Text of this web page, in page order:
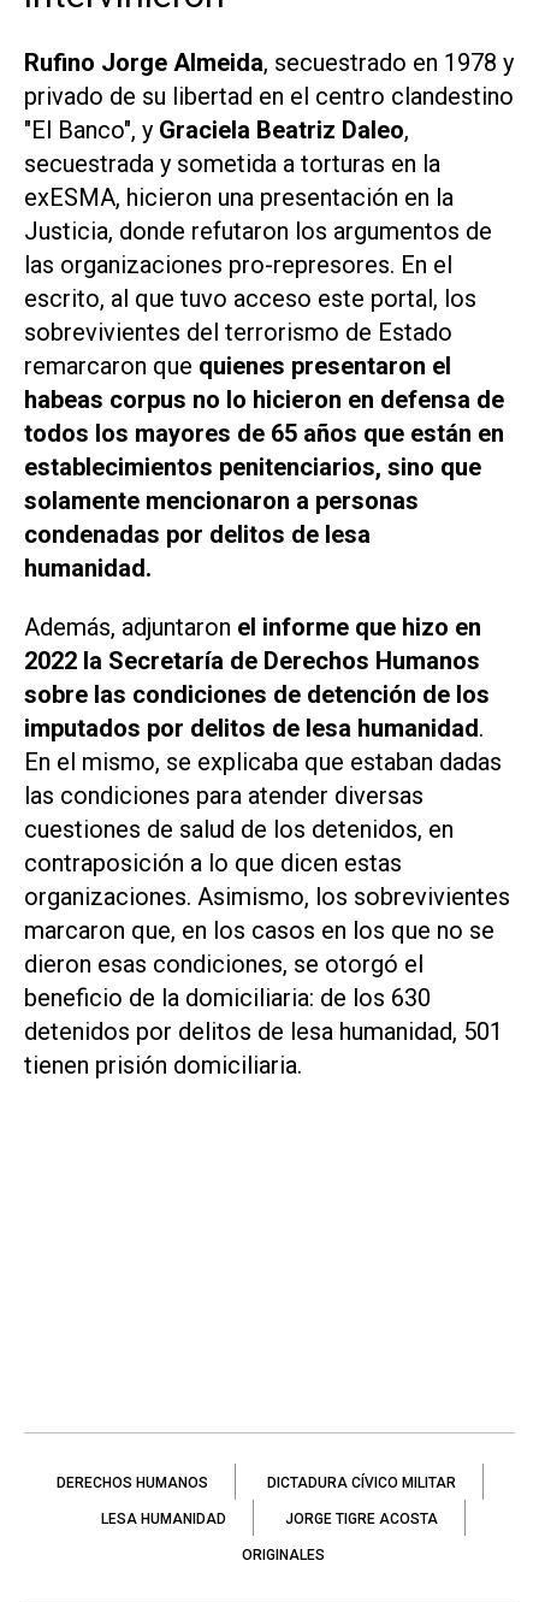
Rufino Jorge Almeida, secuestrado en 1978 y
privado de su libertad en el centro clandestino
"El Banco", y Graciela Beatriz Daleo,
secuestrada y sometida a torturas en la
exESMA, hicieron una presentación en la
Justicia, donde refutaron los argumentos de
las organizaciones pro-represores. En el
escrito, al que tuvo acceso este portal, los
sobrevivientes del terrorismo de Estado
remarcaron que quienes presentaron el
habeas corpus no lo hicieron en defensa de
todos los mayores de 65 años que están en
establecimientos penitenciarios, sino que
solamente mencionaron a personas
condenadas por delitos de lesa
humanidad.
Además, adjuntaron el informe que hizo en
2022 la Secretaría de Derechos Humanos
sobre las condiciones de detención de los
imputados por delitos de lesa humanidad.
En el mismo, se explicaba que estaban dadas
las condiciones para atender diversas
cuestiones de salud de los detenidos, en
contraposición a lo que dicen estas
organizaciones. Asimismo, los sobrevivientes
marcaron que, en los casos en los que no se
dieron esas condiciones, se otorgó el
beneficio de la domiciliaria: de los 630
detenidos por delitos de lesa humanidad, 501
tienen prisión domiciliaria.
DERECHOS HUMANOS DICTADURA CÍVICO MILITAR
LESA HUMANIDAD JORGE TIGRE ACOSTA
ORIGINALES